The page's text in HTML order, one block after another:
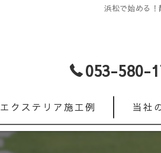
浜松で始める
053-580-
エクステリア施工例 当社